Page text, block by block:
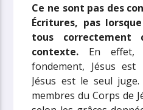
Ce ne sont pas des
Écritures, pas
tous correctement
contexte. En effet,
fondement, Jésus
Jésus est le seul
membres du Corps de